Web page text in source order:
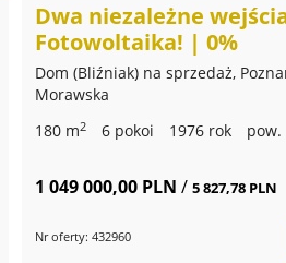
Dwa niezależne
Fotowoltaika! | 0%
Dom (Bliźniak) na sprzedaż,
Morawska
180 m2 6 pokoi 1976 rok pow.
1 049 000,00 PLN / 5 827,78 PLN
Nr oferty: 432960